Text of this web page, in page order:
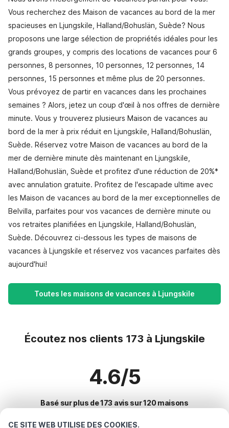
CE SITE WEB UTILISE DES COOKIES.
Vous recherchez des Maison de vacances au bord de la mer
spacieuses en Ljungskile, Halland/Bohuslän, Suède? Nous
proposons une large sélection de propriétés idéales pour les
grands groupes, y compris des locations de vacances pour 6
personnes, 8 personnes, 10 personnes, 12 personnes, 14
personnes, 15 personnes et même plus de 20 personnes.
Vous prévoyez de partir en vacances dans les prochaines
semaines ? Alors, jetez un coup d'œil à nos offres de dernière
minute. Vous y trouverez plusieurs Maison de vacances au
bord de la mer à prix réduit en Ljungskile, Halland/Bohuslän,
Suède. Réservez votre Maison de vacances au bord de la
mer de dernière minute dès maintenant en Ljungskile,
Halland/Bohuslän, Suède et profitez d'une réduction de 20%*
avec annulation gratuite. Profitez de l'escapade ultime avec
les Maison de vacances au bord de la mer exceptionnelles de
Belvilla, parfaites pour vos vacances de dernière minute ou
vos retraites planifiées en Ljungskile, Halland/Bohuslän,
Suède. Découvrez ci-dessous les types de maisons de
vacances à Ljungskile et réservez vos vacances parfaites dès
aujourd'hui!
Toutes les maisons de vacances à Ljungskile
Écoutez nos clients 173 à Ljungskile
4.6/5
Basé sur plus de 173 avis sur 120 maisons